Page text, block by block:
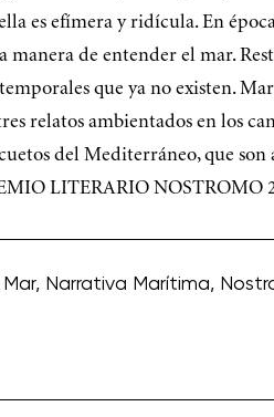
es efímera y ridícula. En
manera de entender el mar.
que ya no existen.
relatos ambientados en los
del Mediterráneo, que son
LITERARIO NOSTROMO
, Narrativa Marítima,